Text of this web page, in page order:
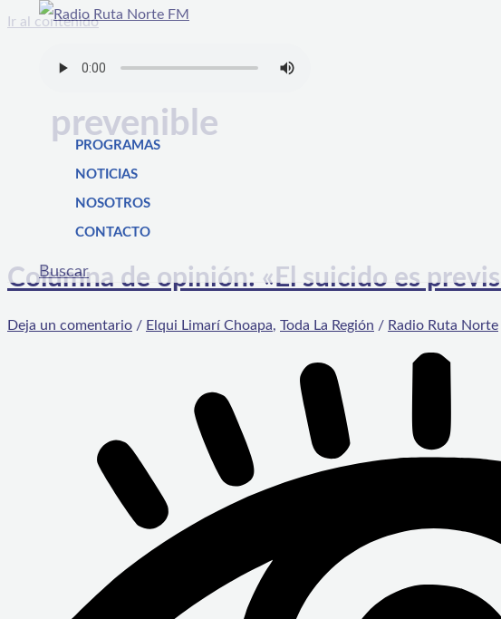
Ir al contenido
PROGRAMAS
NOTICIAS
NOSOTROS
CONTACTO
Buscar
prevenible
Columna de opinión: «El suicido es
Deja un comentario / Elqui Limarí Choapa, Toda La Región / Radio Ruta Norte